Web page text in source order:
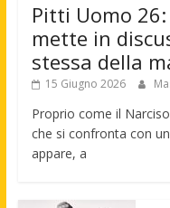
Pitti Uomo
mette in
stessa della
15 Giugno 2026
Proprio come il
che si confronta con
appare, a